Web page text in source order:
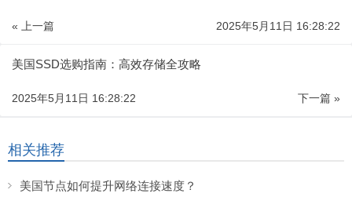
« 上一篇 2025年5月11日 16:28:22
美国SSD选购指南：高效存储全攻略
下一篇 »
2025年5月11日 16:28:22
相关推荐
美国节点如何提升网络连接速度？